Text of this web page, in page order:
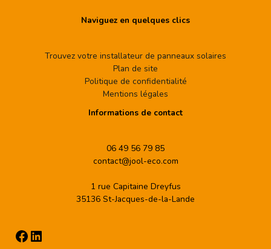
Naviguez en quelques clics
Trouvez votre installateur de panneaux solaires
Plan de site
Politique de confidentialité
Mentions légales
Informations de contact
06 49 56 79 85
contact@jool-eco.com
1 rue Capitaine Dreyfus
35136 St-Jacques-de-la-Lande